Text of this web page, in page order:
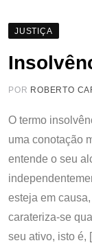
JUSTIÇA
POR ROBERTO
O termo
uma conotação
entende o seu
esteja em
carateriza-se
seu ativo, isto é,